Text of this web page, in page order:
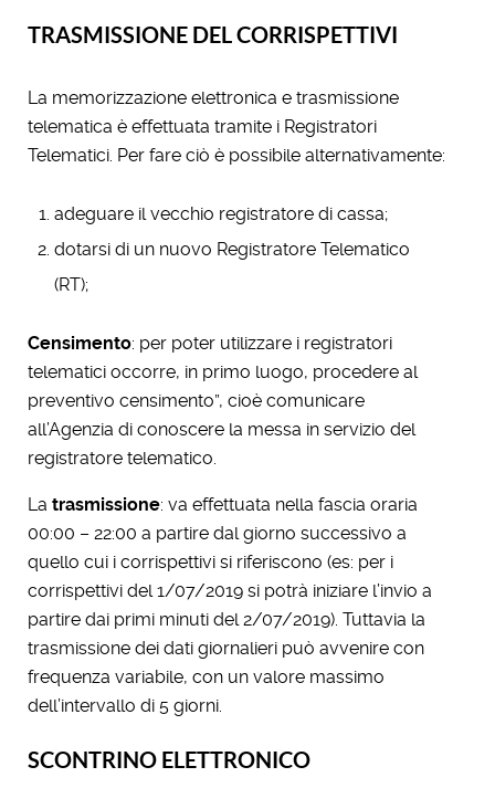
TRASMISSIONE DEL CORRISPETTIVI
La memorizzazione elettronica e trasmissione
telematica è effettuata tramite i Registratori
Telematici. Per fare ciò è possibile alternativamente:
adeguare il vecchio registratore di cassa;
dotarsi di un nuovo Registratore Telematico
(RT);
Censimento: per poter utilizzare i registratori
telematici occorre, in primo luogo, procedere al
preventivo censimento”, cioè comunicare
all’Agenzia di conoscere la messa in servizio del
registratore telematico.
La trasmissione: va effettuata nella fascia oraria
00:00 – 22:00 a partire dal giorno successivo a
quello cui i corrispettivi si riferiscono (es: per i
corrispettivi del 1/07/2019 si potrà iniziare l’invio a
partire dai primi minuti del 2/07/2019). Tuttavia la
trasmissione dei dati giornalieri può avvenire con
frequenza variabile, con un valore massimo
dell’intervallo di 5 giorni.
SCONTRINO ELETTRONICO